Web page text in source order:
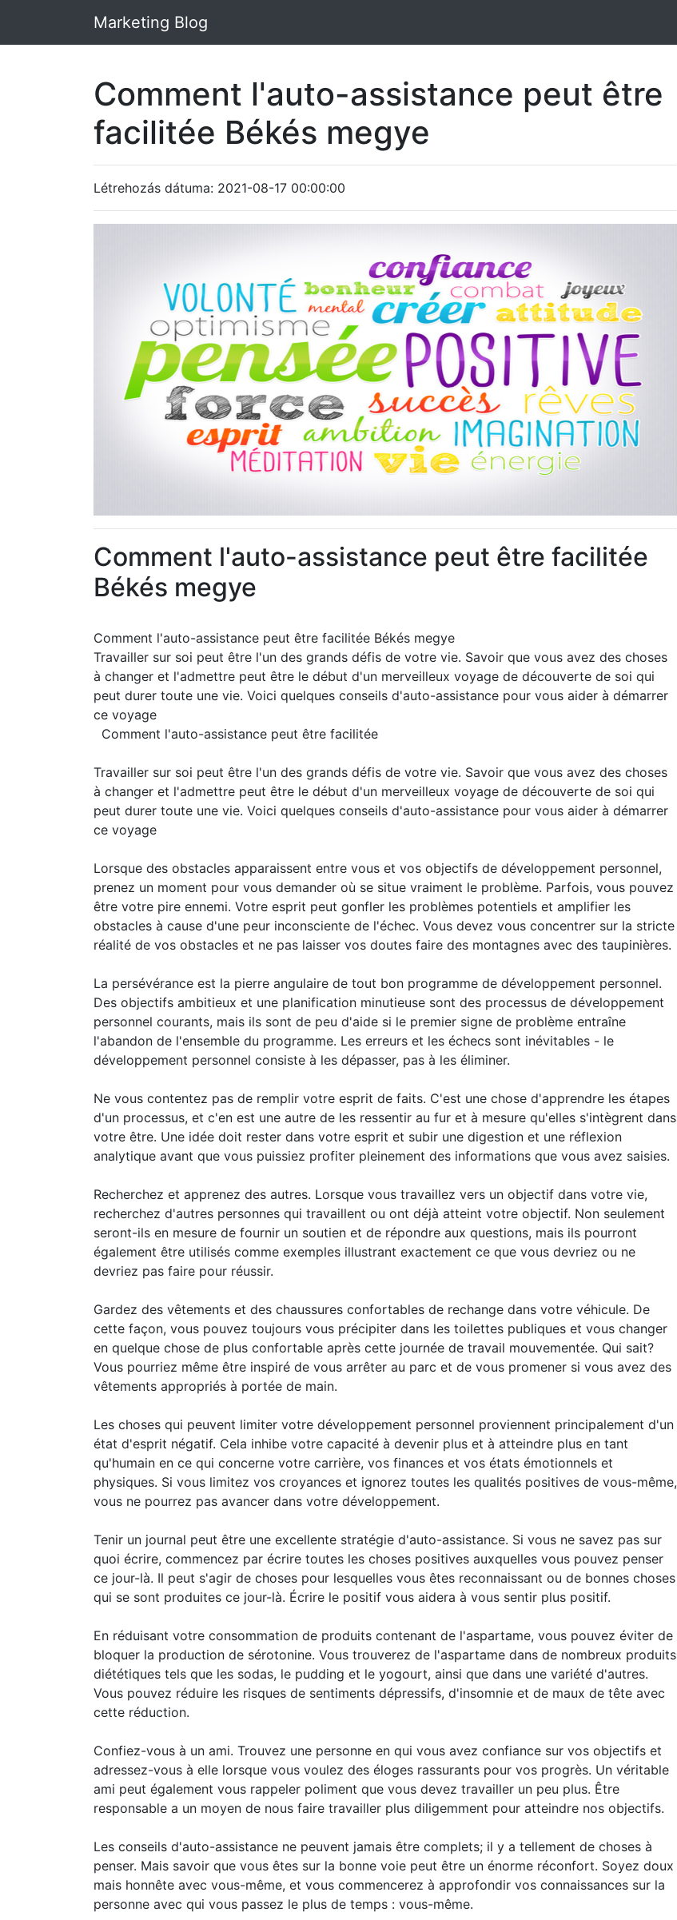
Marketing Blog
Comment l'auto-assistance peut être
facilitée Békés megye
Létrehozás dátuma: 2021-08-17 00:00:00
Comment l'auto-assistance peut être facilitée
Békés megye
Comment l'auto-assistance peut être facilitée Békés megye
Travailler sur soi peut être l'un des grands défis de votre vie. Savoir que vous avez des choses
à changer et l'admettre peut être le début d'un merveilleux voyage de découverte de soi qui
peut durer toute une vie. Voici quelques conseils d'auto-assistance pour vous aider à démarrer
ce voyage
Comment l'auto-assistance peut être facilitée
Travailler sur soi peut être l'un des grands défis de votre vie. Savoir que vous avez des choses
à changer et l'admettre peut être le début d'un merveilleux voyage de découverte de soi qui
peut durer toute une vie. Voici quelques conseils d'auto-assistance pour vous aider à démarrer
ce voyage
Lorsque des obstacles apparaissent entre vous et vos objectifs de développement personnel,
prenez un moment pour vous demander où se situe vraiment le problème. Parfois, vous pouvez
être votre pire ennemi. Votre esprit peut gonfler les problèmes potentiels et amplifier les
obstacles à cause d'une peur inconsciente de l'échec. Vous devez vous concentrer sur la stricte
réalité de vos obstacles et ne pas laisser vos doutes faire des montagnes avec des taupinières.
La persévérance est la pierre angulaire de tout bon programme de développement personnel.
Des objectifs ambitieux et une planification minutieuse sont des processus de développement
personnel courants, mais ils sont de peu d'aide si le premier signe de problème entraîne
l'abandon de l'ensemble du programme. Les erreurs et les échecs sont inévitables - le
développement personnel consiste à les dépasser, pas à les éliminer.
Ne vous contentez pas de remplir votre esprit de faits. C'est une chose d'apprendre les étapes
d'un processus, et c'en est une autre de les ressentir au fur et à mesure qu'elles s'intègrent dans
votre être. Une idée doit rester dans votre esprit et subir une digestion et une réflexion
analytique avant que vous puissiez profiter pleinement des informations que vous avez saisies.
Recherchez et apprenez des autres. Lorsque vous travaillez vers un objectif dans votre vie,
recherchez d'autres personnes qui travaillent ou ont déjà atteint votre objectif. Non seulement
seront-ils en mesure de fournir un soutien et de répondre aux questions, mais ils pourront
également être utilisés comme exemples illustrant exactement ce que vous devriez ou ne
devriez pas faire pour réussir.
Gardez des vêtements et des chaussures confortables de rechange dans votre véhicule. De
cette façon, vous pouvez toujours vous précipiter dans les toilettes publiques et vous changer
en quelque chose de plus confortable après cette journée de travail mouvementée. Qui sait?
Vous pourriez même être inspiré de vous arrêter au parc et de vous promener si vous avez des
vêtements appropriés à portée de main.
Les choses qui peuvent limiter votre développement personnel proviennent principalement d'un
état d'esprit négatif. Cela inhibe votre capacité à devenir plus et à atteindre plus en tant
qu'humain en ce qui concerne votre carrière, vos finances et vos états émotionnels et
physiques. Si vous limitez vos croyances et ignorez toutes les qualités positives de vous-même,
vous ne pourrez pas avancer dans votre développement.
Tenir un journal peut être une excellente stratégie d'auto-assistance. Si vous ne savez pas sur
quoi écrire, commencez par écrire toutes les choses positives auxquelles vous pouvez penser
ce jour-là. Il peut s'agir de choses pour lesquelles vous êtes reconnaissant ou de bonnes choses
qui se sont produites ce jour-là. Écrire le positif vous aidera à vous sentir plus positif.
En réduisant votre consommation de produits contenant de l'aspartame, vous pouvez éviter de
bloquer la production de sérotonine. Vous trouverez de l'aspartame dans de nombreux produits
diététiques tels que les sodas, le pudding et le yogourt, ainsi que dans une variété d'autres.
Vous pouvez réduire les risques de sentiments dépressifs, d'insomnie et de maux de tête avec
cette réduction.
Confiez-vous à un ami. Trouvez une personne en qui vous avez confiance sur vos objectifs et
adressez-vous à elle lorsque vous voulez des éloges rassurants pour vos progrès. Un véritable
ami peut également vous rappeler poliment que vous devez travailler un peu plus. Être
responsable a un moyen de nous faire travailler plus diligemment pour atteindre nos objectifs.
Les conseils d'auto-assistance ne peuvent jamais être complets; il y a tellement de choses à
penser. Mais savoir que vous êtes sur la bonne voie peut être un énorme réconfort. Soyez doux
mais honnête avec vous-même, et vous commencerez à approfondir vos connaissances sur la
personne avec qui vous passez le plus de temps : vous-même.